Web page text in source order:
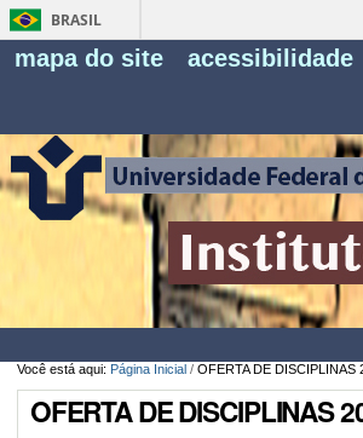
BRASIL
mapa do site acessibilidade
Você está aqui: Página Inicial / OFERTA DE DISCIPLINAS
OFERTA DE DISCIPLINAS